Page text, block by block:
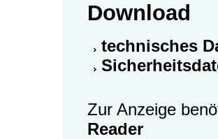
Download
technisches
Zur Anzeige
Reader